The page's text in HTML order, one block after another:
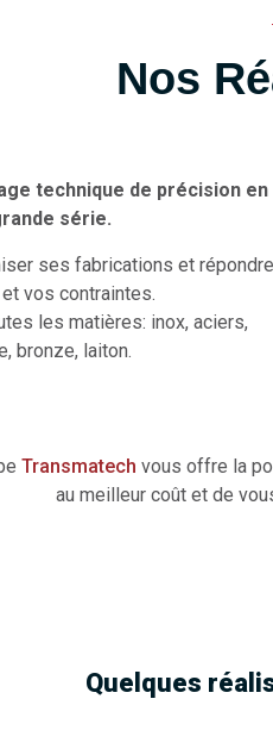
Nos
technique de précision en
série.
ses fabrications et répondre
vos contraintes.
les matières: inox, aciers,
bronze, laiton.
Transmatech vous offre la
au meilleur coût et de
Quelques